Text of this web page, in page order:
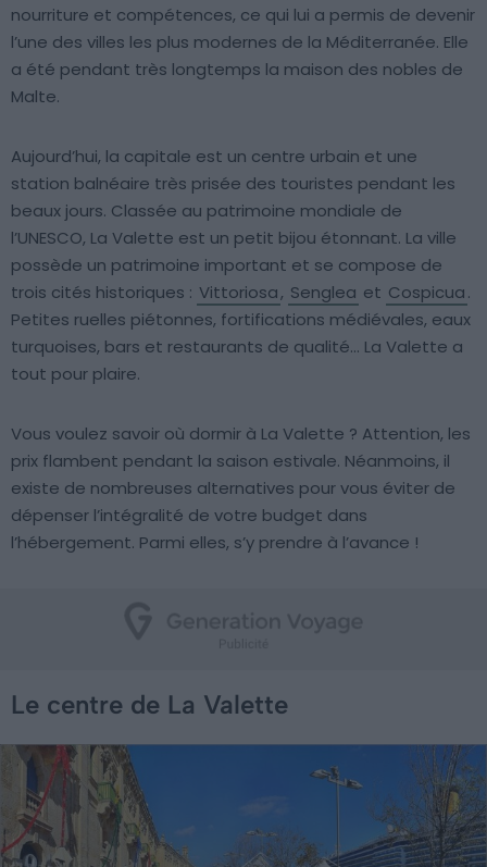
nourriture et compétences, ce qui lui a permis de devenir
l’une des villes les plus modernes de la Méditerranée. Elle
a été pendant très longtemps la maison des nobles de
Malte.
Aujourd’hui, la capitale est un centre urbain et une
station balnéaire très prisée des touristes pendant les
beaux jours. Classée au patrimoine mondiale de
l’UNESCO, La Valette est un petit bijou étonnant. La ville
possède un patrimoine important et se compose de
trois cités historiques : Vittoriosa, Senglea et Cospicua.
Petites ruelles piétonnes, fortifications médiévales, eaux
turquoises, bars et restaurants de qualité… La Valette a
tout pour plaire.
Vous voulez savoir où dormir à La Valette ? Attention, les
prix flambent pendant la saison estivale. Néanmoins, il
existe de nombreuses alternatives pour vous éviter de
dépenser l’intégralité de votre budget dans
l’hébergement. Parmi elles, s’y prendre à l’avance !
Le centre de La Valette